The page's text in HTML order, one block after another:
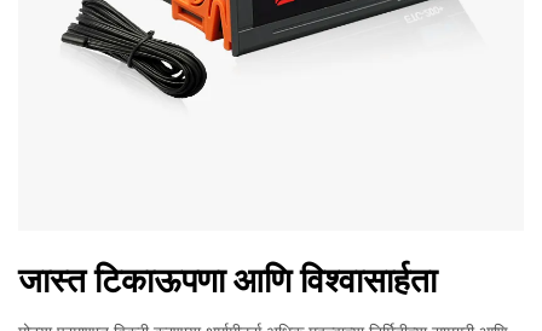
जास्त टिकाऊपणा आणि विश्वासार्हता